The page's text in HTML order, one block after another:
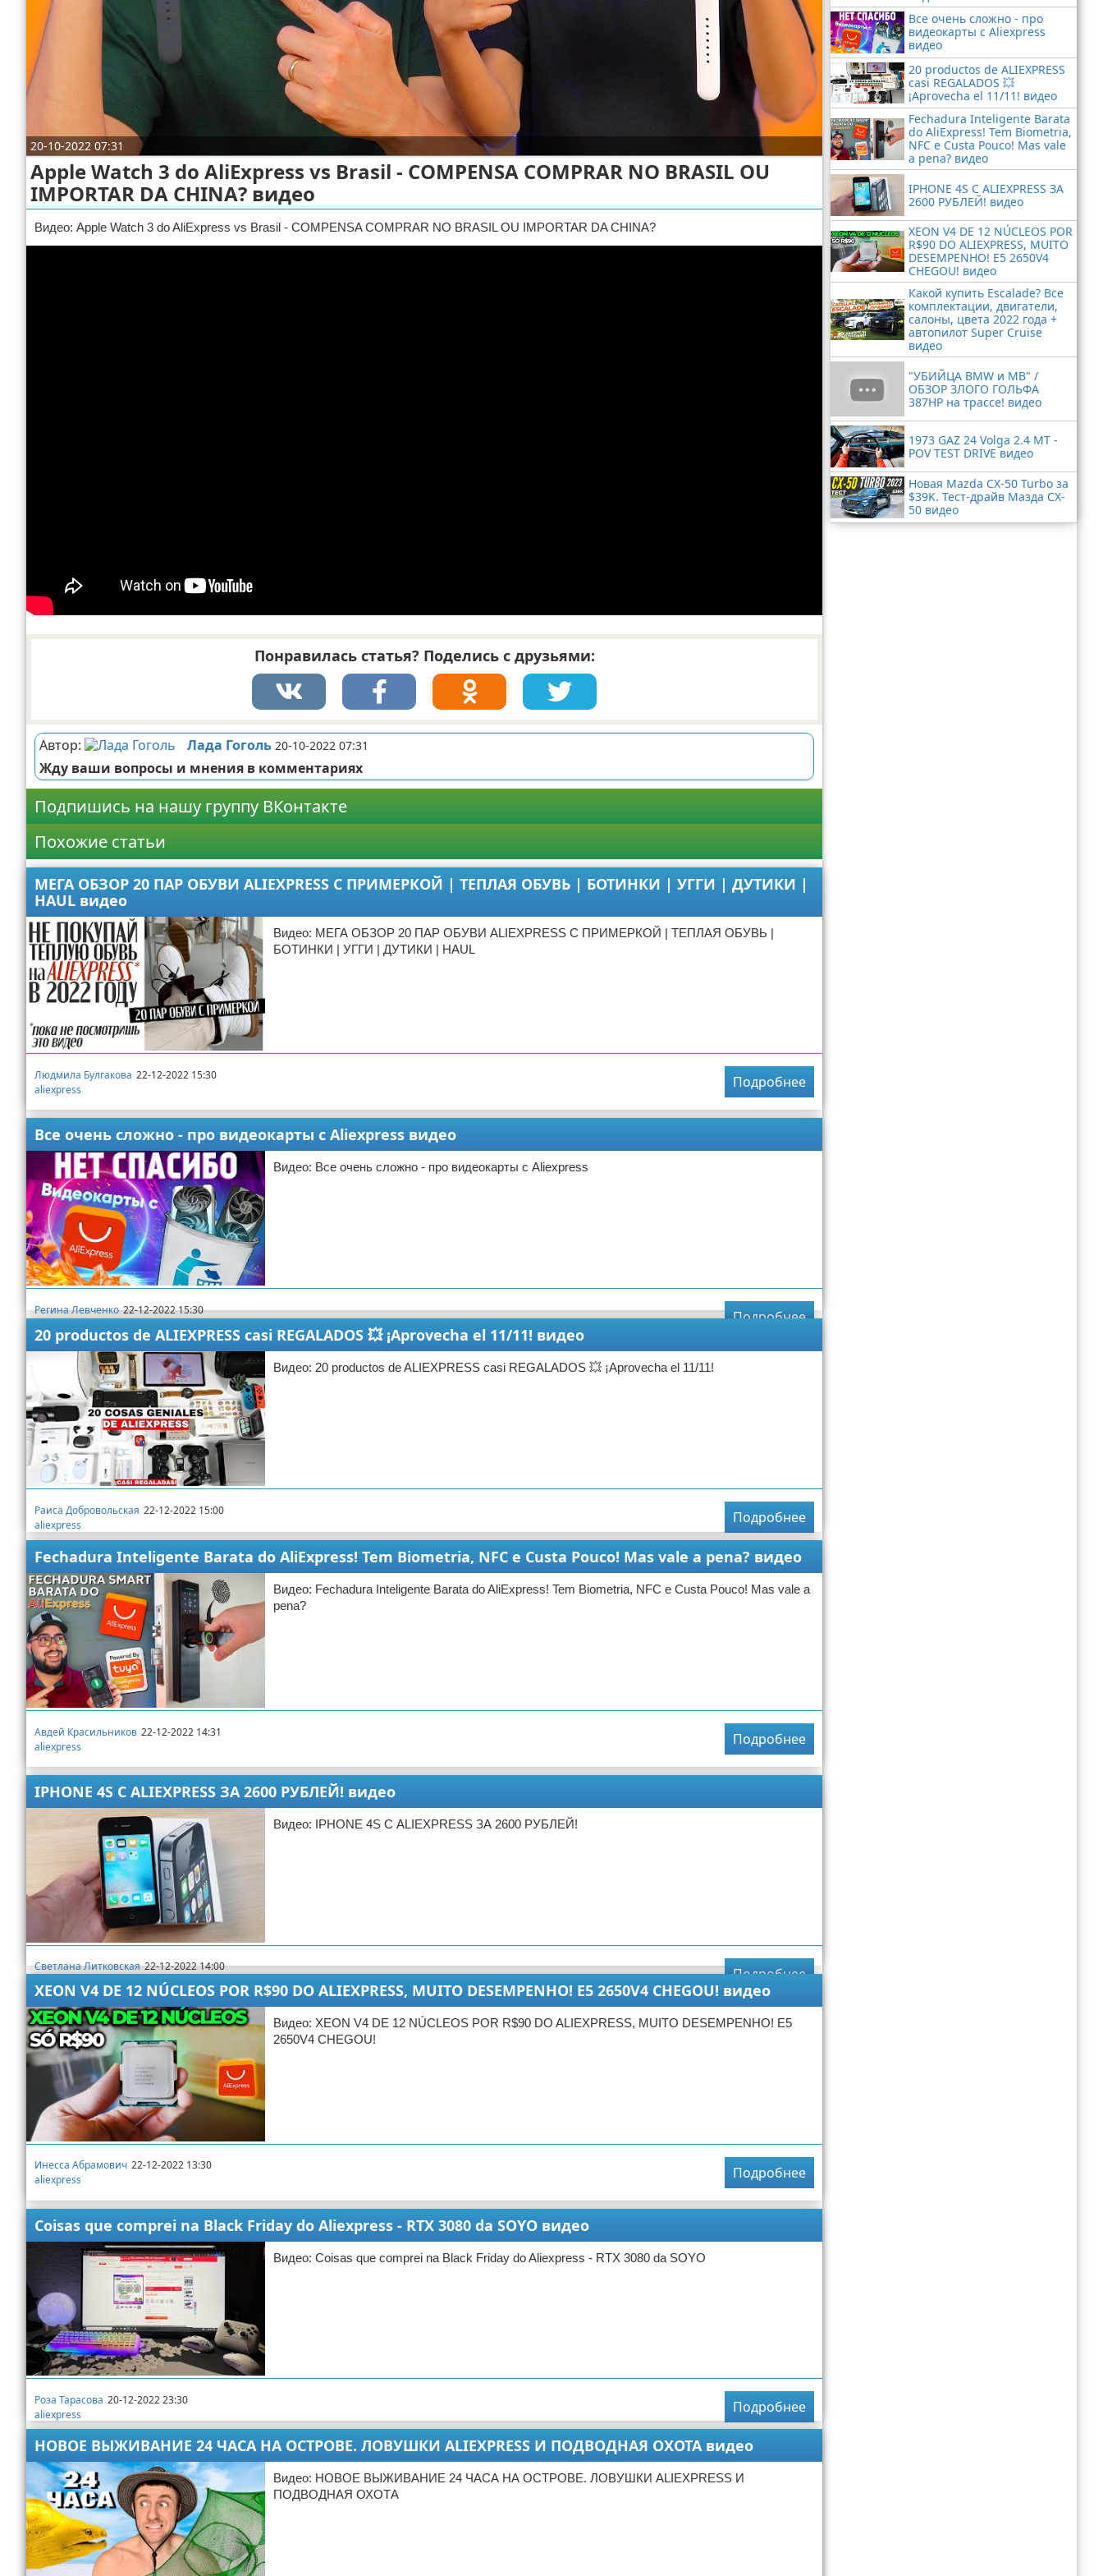
ДТП
Своими руками
Строительство и ремонт
Отказ от ответственности
20-10-2022 07:31
Apple Watch 3 do AliExpress vs Brasil - COMPENSA COMPRAR NO BRASIL OU
IMPORTAR DA CHINA? видео
Видео: Apple Watch 3 do AliExpress vs Brasil - COMPENSA COMPRAR NO BRASIL OU IMPORTAR DA CHINA?
Понравилась статья? Поделись с друзьями:
Автор: Лада Гоголь 20-10-2022 07:31
Жду ваши вопросы и мнения в комментариях
Подпишись на нашу группу ВКонтакте
Похожие статьи
МЕГА ОБЗОР 20 ПАР ОБУВИ ALIEXPRESS С ПРИМЕРКОЙ | ТЕПЛАЯ ОБУВЬ | БОТИНКИ | УГГИ | ДУТИКИ |
HAUL видео
Видео: МЕГА ОБЗОР 20 ПАР ОБУВИ ALIEXPRESS С ПРИМЕРКОЙ | ТЕПЛАЯ ОБУВЬ |
БОТИНКИ | УГГИ | ДУТИКИ | HAUL
Людмила Булгакова 22-12-2022 15:30
aliexpress
Подробнее
Все очень сложно - про видеокарты с Aliexpress видео
Видео: Все очень сложно - про видеокарты с Aliexpress
Регина Левченко 22-12-2022 15:30
Подробнее
20 productos de ALIEXPRESS casi REGALADOS 💥 ¡Aprovecha el 11/11! видео
Видео: 20 productos de ALIEXPRESS casi REGALADOS 💥 ¡Aprovecha el 11/11!
Раиса Добровольская 22-12-2022 15:00
aliexpress
Подробнее
Fechadura Inteligente Barata do AliExpress! Tem Biometria, NFC e Custa Pouco! Mas vale a pena? видео
Видео: Fechadura Inteligente Barata do AliExpress! Tem Biometria, NFC e Custa Pouco! Mas vale a
pena?
Авдей Красильников 22-12-2022 14:31
aliexpress
Подробнее
IPHONE 4S С ALIEXPRESS ЗА 2600 РУБЛЕЙ! видео
Видео: IPHONE 4S С ALIEXPRESS ЗА 2600 РУБЛЕЙ!
Светлана Литковская 22-12-2022 14:00
Подробнее
XEON V4 DE 12 NÚCLEOS POR R$90 DO ALIEXPRESS, MUITO DESEMPENHO! E5 2650V4 CHEGOU! видео
Видео: XEON V4 DE 12 NÚCLEOS POR R$90 DO ALIEXPRESS, MUITO DESEMPENHO! E5
2650V4 CHEGOU!
Инесса Абрамович 22-12-2022 13:30
aliexpress
Подробнее
Coisas que comprei na Black Friday do Aliexpress - RTX 3080 da SOYO видео
Видео: Coisas que comprei na Black Friday do Aliexpress - RTX 3080 da SOYO
Роза Тарасова 20-12-2022 23:30
aliexpress
Подробнее
НОВОЕ ВЫЖИВАНИЕ 24 ЧАСА НА ОСТРОВЕ. ЛОВУШКИ ALIEXPRESS И ПОДВОДНАЯ ОХОТА видео
Видео: НОВОЕ ВЫЖИВАНИЕ 24 ЧАСА НА ОСТРОВЕ. ЛОВУШКИ ALIEXPRESS И
ПОДВОДНАЯ ОХОТА
Все очень сложно - про
видеокарты с Aliexpress
видео
20 productos de ALIEXPRESS
casi REGALADOS 💥
¡Aprovecha el 11/11! видео
Fechadura Inteligente Barata
do AliExpress! Tem Biometria,
NFC e Custa Pouco! Mas vale
a pena? видео
IPHONE 4S С ALIEXPRESS ЗА
2600 РУБЛЕЙ! видео
XEON V4 DE 12 NÚCLEOS POR
R$90 DO ALIEXPRESS, MUITO
DESEMPENHO! E5 2650V4
CHEGOU! видео
Какой купить Escalade? Все
комплектации, двигатели,
салоны, цвета 2022 года +
автопилот Super Cruise
видео
"УБИЙЦА BMW и MB" /
ОБЗОР ЗЛОГО ГОЛЬФА
387HP на трассе! видео
1973 GAZ 24 Volga 2.4 MT -
POV TEST DRIVE видео
Новая Mazda CX-50 Turbo за
$39K. Тест-драйв Мазда CX-
50 видео